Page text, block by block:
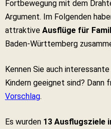
Fortbewegung mit dem
Argument. Im Folgenden
attraktive Ausflüge für
Baden-Württemberg
Kennen Sie auch
Kindern geeignet sind? Dann
Vorschlag.
Es wurden 13 Ausflugsziele